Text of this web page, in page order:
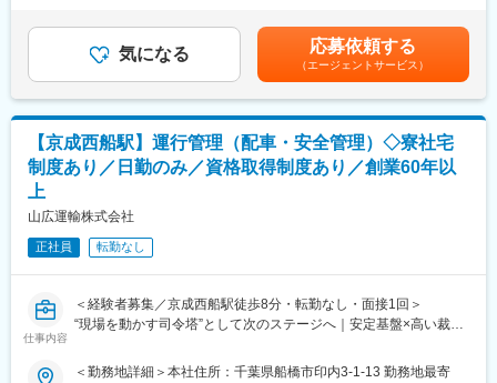
ができます。当社のものづくり事業では、業務増加や組織強化の
ため、ものづくりの現場を造り、支え、発展させていっていただ
に取り組んでいただきます。
■業務詳細：
ご経験に合わせて、下記のような業務をお任せします。
・入出荷作業のプラン作成
・作業スタッフさんへの指示出し、エスカレーション対応
・作業スタッフさんの管理
・作業効率向上に向けた業務改善案の立案
一部作業スタッフの業務にも携わることもございますが、７割以
上は管理業務や改善業務等となります。配属する倉庫により変わ
りますが、扱う製品は消費財や食材等多岐にわたっています。
業務もお任せいたします。
無＞有＜残業手当＞有＜給与補足＞※経験やスキルを考慮して決定
します。■昇給：あり（年1回）※頑張りや努力が昇給・昇格に直
結します。■決算賞与：有（業績による）■定期賞与：年1回（12
月支給）※提示年収は夜勤の場合も考慮した額となります。賃金は
あくまでも目安の金額であり、選考を通じて上下する可能性があ
ります。月給(月額)は固定手当を含めた表記です。
気になる 応募依頼する
（エージェントサービス）
【京成西船駅】運行管理（配車・安全管理）◇寮社宅
制度あり／日勤のみ／資格取得制度あり／創業60年以
上
山広運輸株式会社
正社員 転勤なし
仕事内容
＜経験者募集／京成西船駅徒歩8分・転勤なし・面接1回＞
“現場を動かす司令塔”として次のステージへ｜安定基盤×高い裁量
＜勤務地詳細＞本社住所：千葉県船橋市印内3-1-13 勤務地最寄